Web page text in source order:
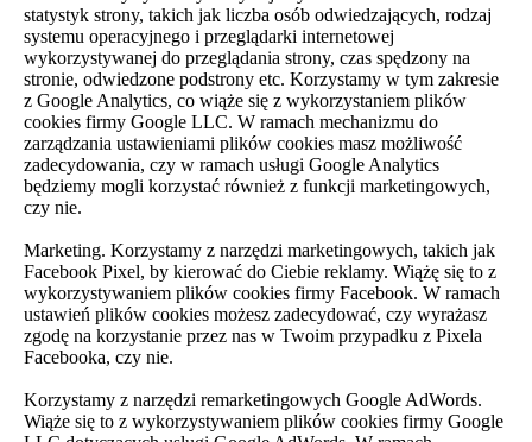
statystyk strony, takich jak liczba osób odwiedzających, rodzaj
systemu operacyjnego i przeglądarki internetowej
wykorzystywanej do przeglądania strony, czas spędzony na
stronie, odwiedzone podstrony etc. Korzystamy w tym zakresie
z Google Analytics, co wiąże się z wykorzystaniem plików
cookies firmy Google LLC. W ramach mechanizmu do
zarządzania ustawieniami plików cookies masz możliwość
zadecydowania, czy w ramach usługi Google Analytics
będziemy mogli korzystać również z funkcji marketingowych,
czy nie.
Marketing. Korzystamy z narzędzi marketingowych, takich jak
Facebook Pixel, by kierować do Ciebie reklamy. Wiążę się to z
wykorzystywaniem plików cookies firmy Facebook. W ramach
ustawień plików cookies możesz zadecydować, czy wyrażasz
zgodę na korzystanie przez nas w Twoim przypadku z Pixela
Facebooka, czy nie.
Korzystamy z narzędzi remarketingowych Google AdWords.
Wiąże się to z wykorzystywaniem plików cookies firmy Google